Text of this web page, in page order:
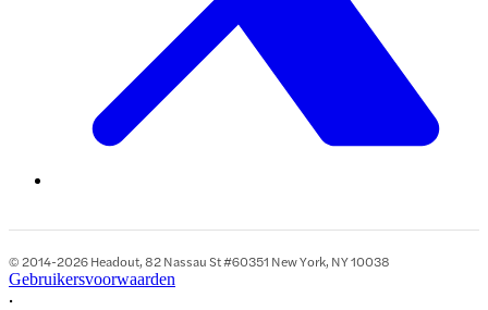
© 2014-2026 Headout, 82 Nassau St #60351 New York, NY 10038
Gebruikersvoorwaarden
•